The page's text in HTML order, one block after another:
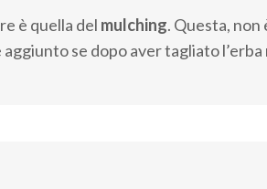
è quella del mulching. Questa, non
aggiunto se dopo aver tagliato